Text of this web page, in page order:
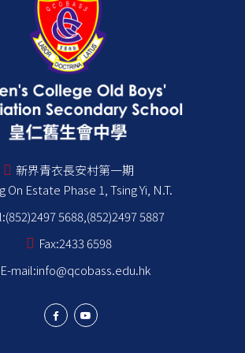
新界青衣長安村第一期
On Estate Phase 1, Tsing Yi, N.T.
(852)2497 5688,(852)2497 5887
Fax:2433 6598
E-mail:info@qcobass.edu.hk